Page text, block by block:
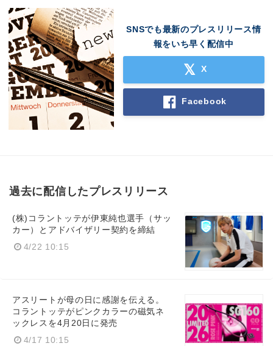
SNSでも最新のプレスリリース情
報をいち早く配信中
X
Facebook
過去に配信したプレスリリース
(株)コラントッテが伊東純也選手（サッ
カー）とアドバイザリー契約を締結
4/22 10:15
アスリートが母の日に感謝を伝える。
コラントッテがピンクカラーの磁気ネ
ックレスを4月20日に発売
4/17 10:15